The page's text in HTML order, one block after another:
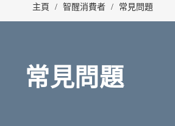
主頁 / 智醒消費者 / 常見問題
常見問題